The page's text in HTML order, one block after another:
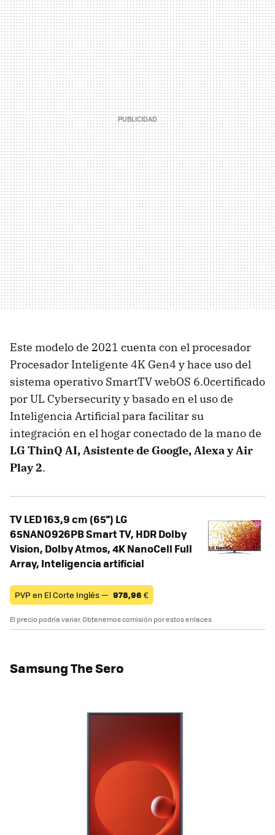
Este modelo de 2021 cuenta con el procesador
Procesador Inteligente 4K Gen4 y hace uso del
sistema operativo SmartTV webOS 6.0certificado
por UL Cybersecurity y basado en el uso de
Inteligencia Artificial para facilitar su
integración en el hogar conectado de la mano de
LG ThinQ AI, Asistente de Google, Alexa y Air
Play 2.
TV LED 163,9 cm (65'') LG
65NANO926PB Smart TV, HDR Dolby
Vision, Dolby Atmos, 4K NanoCell Full
Array, Inteligencia artificial
PVP en El Corte Inglés — 978,96 €
El precio podría variar. Obtenemos comisión por estos enlaces
Samsung The Sero